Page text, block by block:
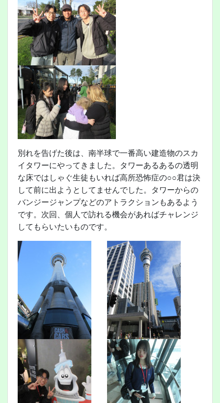
別れを告げた後は、南半球で一番高い建造物のスカ
イタワーにやってきました。タワーあるあるの透明
な床ではしゃぐ生徒もいれば高所恐怖症の○○君は決
して前に出ようとしてませんでした。タワーからの
バンジージャンプなどのアトラクションもあるよう
です。次回、個人で訪れる機会があればチャレンジ
してもらいたいものです。